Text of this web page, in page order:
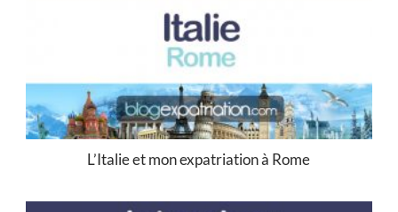
L’Italie et mon expatriation à Rome